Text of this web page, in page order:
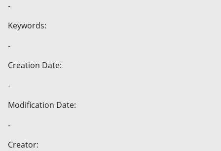
-
Keywords:
-
Creation Date:
-
Modification Date:
-
Creator: